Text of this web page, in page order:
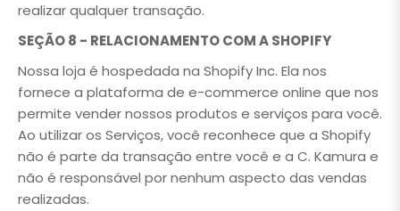
realizar qualquer transação.
SEÇÃO 8 - RELACIONAMENTO COM A SHOPIFY
Nossa loja é hospedada na Shopify Inc. Ela nos
fornece a plataforma de e-commerce online que nos
permite vender nossos produtos e serviços para você.
Ao utilizar os Serviços, você reconhece que a Shopify
não é parte da transação entre você e a C. Kamura e
não é responsável por nenhum aspecto das vendas
realizadas.